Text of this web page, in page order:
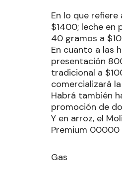
En lo que
$1400; leche en
40 gramos a
En cuanto a las
presentación
tradicional a
comercializará
Habrá también
promoción de
Y en arroz, el
Premium 00000
Gas